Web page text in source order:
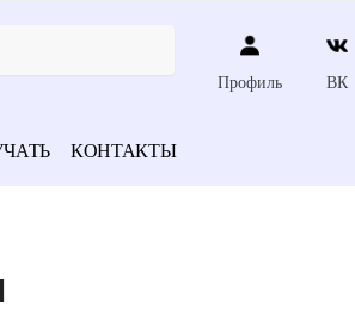
Профиль ВК
КОНТАКТЫ